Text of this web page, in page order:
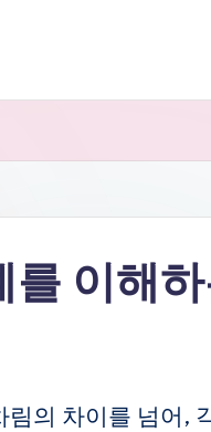
를 이해
의 차이를 넘어,